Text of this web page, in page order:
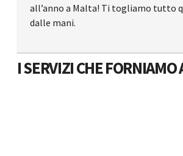
all’anno a Malta! Ti togliamo tutto
dalle mani.
I SERVIZI CHE FORNIAMO